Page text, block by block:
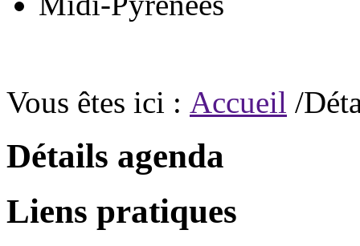
Vous êtes ici : Accueil /
Détails agenda
Liens pratiques